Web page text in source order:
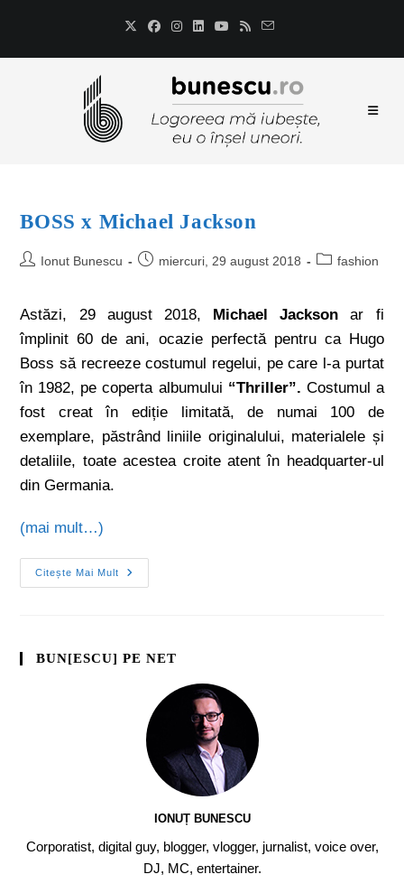
BOSS x Michael Jackson
Ionut Bunescu miercuri, 29 august 2018 fashion
Astăzi, 29 august 2018, Michael Jacksonar fi
împlinit 60 de ani, ocazie perfectă pentru ca Hugo
Boss să recreeze costumul regelui, pe care l-a purtat
în 1982, pe coperta albumului “Thriller”. Costumul a
fost creat în ediție limitată, de numai 100 de
exemplare, păstrând liniile originalului, materialele și
detaliile, toate acestea croite atent în headquarter-ul
din Germania.
(mai mult…)
Citește Mai Mult
BUN[ESCU] PE NET
IONUȚ BUNESCU
Corporatist, digital guy, blogger, vlogger, jurnalist, voice over,
DJ, MC, entertainer.